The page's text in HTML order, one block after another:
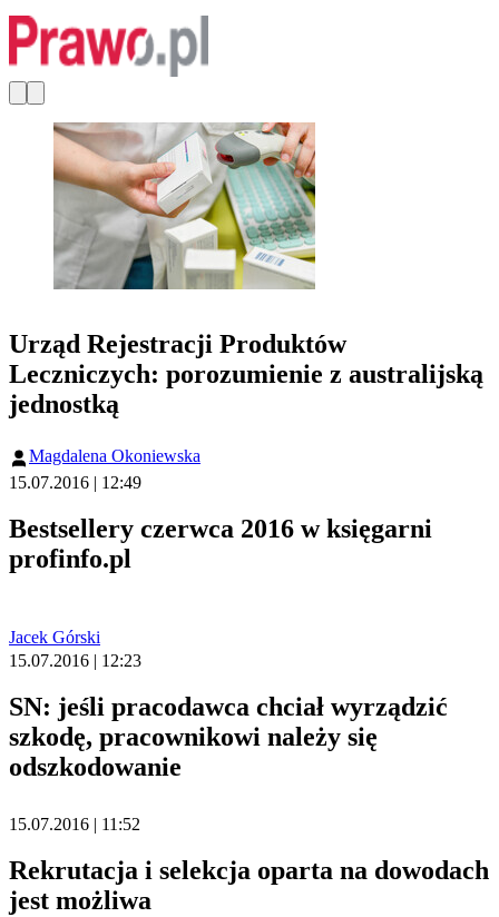
Urząd Rejestracji Produktów
Leczniczych: porozumienie z australijską
jednostką
Magdalena Okoniewska
15.07.2016 | 12:49
Bestsellery czerwca 2016 w księgarni
profinfo.pl
Jacek Górski
15.07.2016 | 12:23
SN: jeśli pracodawca chciał wyrządzić
szkodę, pracownikowi należy się
odszkodowanie
15.07.2016 | 11:52
Rekrutacja i selekcja oparta na dowodach
jest możliwa